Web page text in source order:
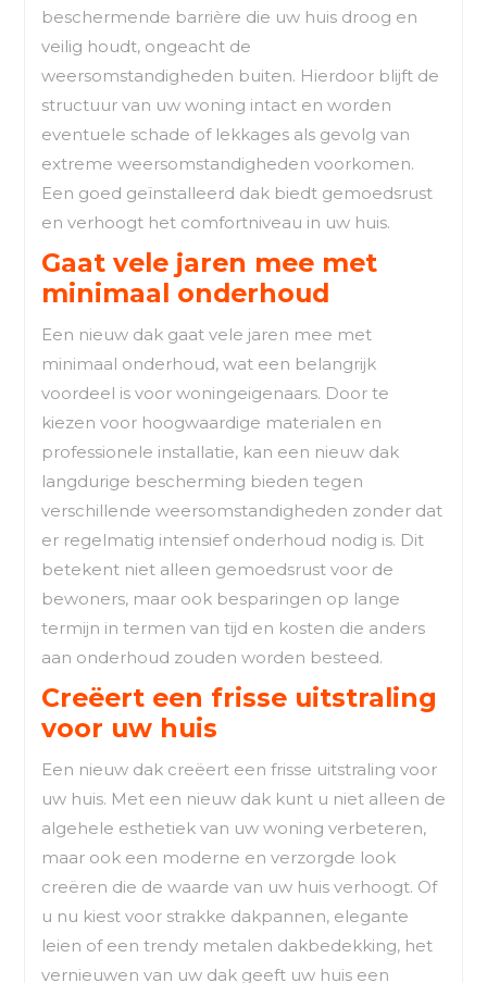
beschermende barrière die uw huis droog en
veilig houdt, ongeacht de
weersomstandigheden buiten. Hierdoor blijft de
structuur van uw woning intact en worden
eventuele schade of lekkages als gevolg van
extreme weersomstandigheden voorkomen.
Een goed geïnstalleerd dak biedt gemoedsrust
en verhoogt het comfortniveau in uw huis.
Gaat vele jaren mee met
minimaal onderhoud
Een nieuw dak gaat vele jaren mee met
minimaal onderhoud, wat een belangrijk
voordeel is voor woningeigenaars. Door te
kiezen voor hoogwaardige materialen en
professionele installatie, kan een nieuw dak
langdurige bescherming bieden tegen
verschillende weersomstandigheden zonder dat
er regelmatig intensief onderhoud nodig is. Dit
betekent niet alleen gemoedsrust voor de
bewoners, maar ook besparingen op lange
termijn in termen van tijd en kosten die anders
aan onderhoud zouden worden besteed.
Creëert een frisse uitstraling
voor uw huis
Een nieuw dak creëert een frisse uitstraling voor
uw huis. Met een nieuw dak kunt u niet alleen de
algehele esthetiek van uw woning verbeteren,
maar ook een moderne en verzorgde look
creëren die de waarde van uw huis verhoogt. Of
u nu kiest voor strakke dakpannen, elegante
leien of een trendy metalen dakbedekking, het
vernieuwen van uw dak geeft uw huis een